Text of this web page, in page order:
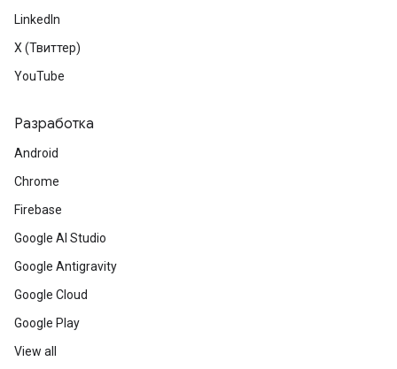
LinkedIn
X (Твиттер)
YouTube
Разработка
Android
Chrome
Firebase
Google AI Studio
Google Antigravity
Google Cloud
Google Play
View all